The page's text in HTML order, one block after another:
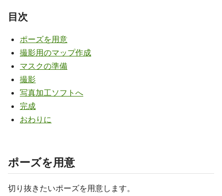
目次
ポーズを用意
撮影用のマップ作成
マスクの準備
撮影
写真加工ソフトへ
完成
おわりに
ポーズを用意
切り抜きたいポーズを用意します。